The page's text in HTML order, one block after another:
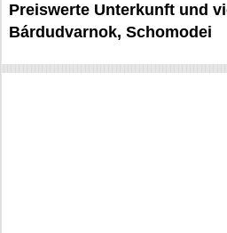
Preiswerte Unterkunft und
Bárdudvarnok, Schomodei